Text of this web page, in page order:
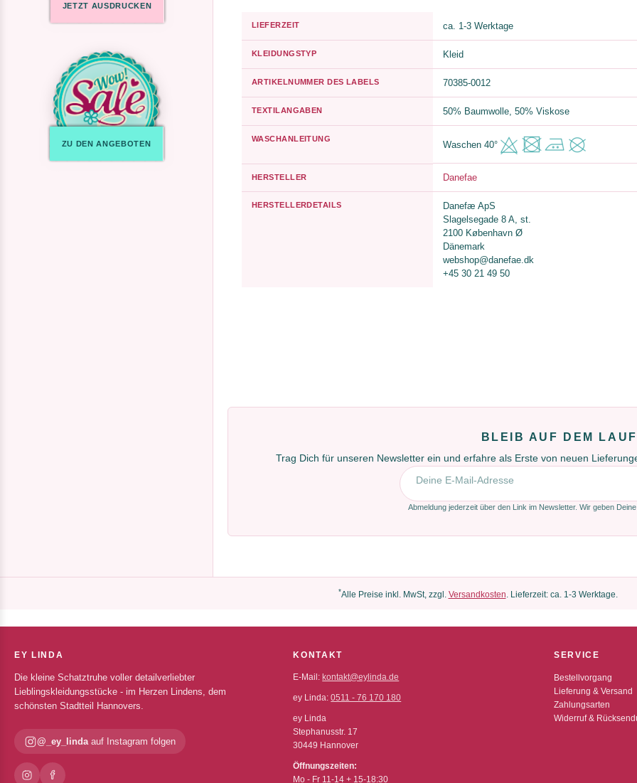
JETZT AUSDRUCKEN
ZU DEN ANGEBOTEN
LIEFERZEIT ca. 1-3 Werktage
KLEIDUNGSTYP Kleid
ARTIKELNUMMER DES LABELS 70385-0012
TEXTILANGABEN 50% Baumwolle, 50% Viskose
WASCHANLEITUNG
Waschen 40°
HERSTELLER Danefae
HERSTELLERDETAILS
Danefæ ApS
Slagelsegade 8 A, st.
2100 København Ø
Dänemark
webshop@danefae.dk
+45 30 21 49 50
BLEIB AUF DEM
Trag Dich für unseren Newsletter ein und erfahre als Erste von neuen
E-Mail-Adresse
Abmeldung jederzeit über den Link im Newsletter. Wir geben
*Alle Preise inkl. MwSt, zzgl. Versandkosten. Lieferzeit: ca. 1-3 Werktage.
EY LINDA
Die kleine Schatztruhe voller detailverliebter
Lieblingskleidungsstücke - im Herzen Lindens, dem
schönsten Stadtteil Hannovers.
@_ey_lindaauf Instagram folgen
KONTAKT
E-Mail: kontakt@eylinda.de
ey Linda:0511 - 76 170 180
ey Linda
Stephanusstr. 17
30449 Hannover
Öffnungszeiten:
Mo - Fr 11-14 + 15-18:30
SERVICE
Bestellvorgang
Lieferung & Versand
Zahlungsarten
Widerruf &